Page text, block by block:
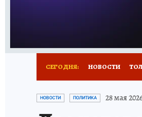
СЕГОДНЯ: НОВОСТИ
ИСПЫТАНО НА
НОВОСТИ ПОЛИТИКА 28 мая